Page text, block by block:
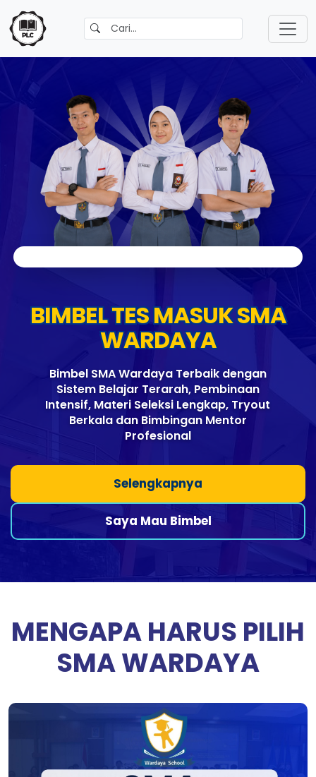
BIMBEL TES MASUK SMA
WARDAYA
Bimbel SMA Wardaya Terbaik dengan
Sistem Belajar Terarah, Pembinaan
Intensif, Materi Seleksi Lengkap, Tryout
Berkala dan Bimbingan Mentor
Profesional
Selengkapnya
Saya Mau Bimbel
MENGAPA HARUS PILIH
SMA WARDAYA